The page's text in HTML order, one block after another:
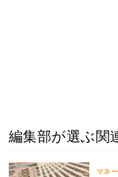
編集部が選ぶ関
マネー